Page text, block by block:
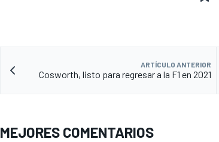
ARTÍCULO ANTERIOR
Cosworth, listo para regresar a la F1 en 2021
MEJORES COMENTARIOS